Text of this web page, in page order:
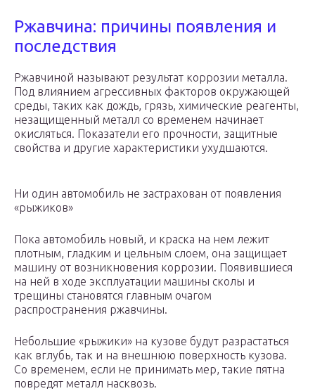
Ржавчина: причины появления и
последствия
Ржавчиной называют результат коррозии металла.
Под влиянием агрессивных факторов окружающей
среды, таких как дождь, грязь, химические реагенты,
незащищенный металл со временем начинает
окисляться. Показатели его прочности, защитные
свойства и другие характеристики ухудшаются.
Ни один автомобиль не застрахован от появления
«рыжиков»
Пока автомобиль новый, и краска на нем лежит
плотным, гладким и цельным слоем, она защищает
машину от возникновения коррозии. Появившиеся
на ней в ходе эксплуатации машины сколы и
трещины становятся главным очагом
распространения ржавчины.
Небольшие «рыжики» на кузове будут разрастаться
как вглубь, так и на внешнюю поверхность кузова.
Со временем, если не принимать мер, такие пятна
повредят металл насквозь.